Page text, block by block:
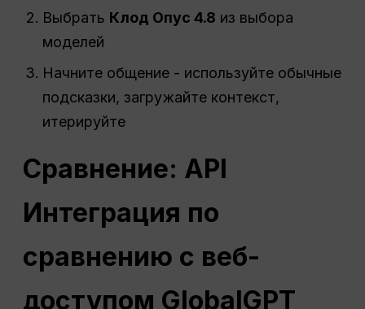
Выбрать Клод Опус 4.8 из выбора
моделей
Начните общение - используйте обычные
подсказки, загружайте контекст,
итерируйте
Сравнение: API
Интеграция по
сравнению с веб-
доступом GlobalGPT